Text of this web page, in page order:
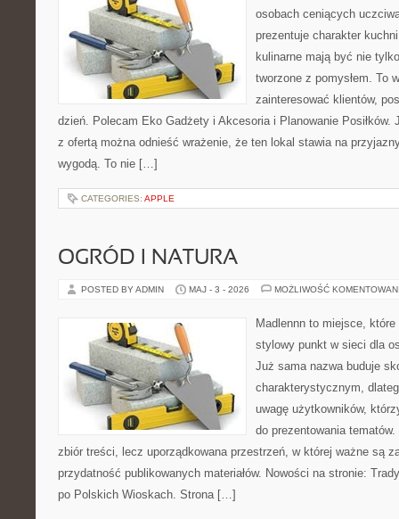
osobach ceniących
prezentuje charakter
kulinarne mają być nie
tworzone z pomysłem. To
zainteresować klientów,
dzień. Polecam Eko Gadżety i Akcesoria i Planowanie Posiłków.
z ofertą można odnieść wrażenie, że ten lokal stawia na
wygodą. To nie […]
CATEGORIES: APPLE
OGRÓD I NATURA
POSTED BY ADMIN MAJ - 3 - 2026 MOŻLIWOŚĆ
Madlennn to miejsce,
stylowy punkt w sieci dla
Już sama nazwa buduje
charakterystycznym,
uwagę użytkowników,
do prezentowania
zbiór treści, lecz uporządkowana przestrzeń, w której ważne są
przydatność publikowanych materiałów. Nowości na stronie:
po Polskich Wioskach. Strona […]